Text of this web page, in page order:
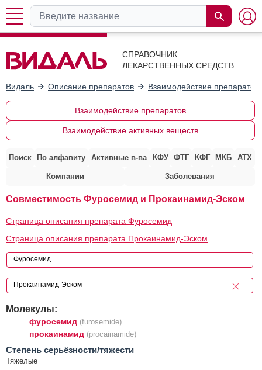
СПРАВОЧНИК
ЛЕКАРСТВЕННЫХ СРЕДСТВ
Видаль Описание препаратов Взаимодействие препаратов
Взаимодействие препаратов
Взаимодействие активных веществ
Поиск По алфавиту Активные в-ва КФУ ФТГ КФГ МКБ АТХ
Компании Заболевания
Совместимость Фуросемид и Прокаинамид-Эском
Страница описания препарата Фуросемид
Страница описания препарата Прокаинамид-Эском
Молекулы:
фуросемид (furosemide)
прокаинамид (procainamide)
Cтепень серьёзности/тяжести
Тяжелые